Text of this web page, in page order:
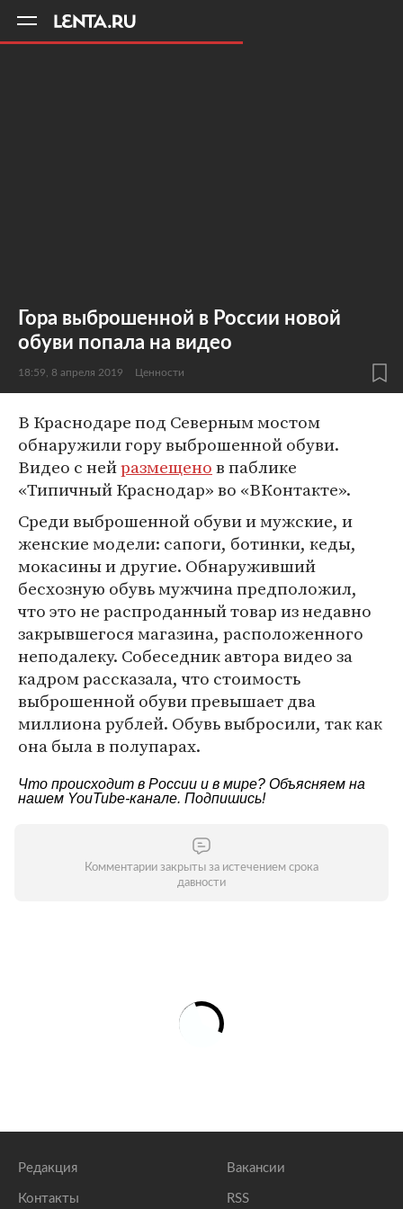
Гора выброшенной в России новой
обуви попала на видео
18:59, 8 апреля 2019 Ценности
В Краснодаре под Северным мостом
обнаружили гору выброшенной обуви.
Видео с нейразмещенов паблике
«Типичный Краснодар» во «ВКонтакте».
Среди выброшенной обуви и мужские, и
женские модели: сапоги, ботинки, кеды,
мокасины и другие. Обнаруживший
бесхозную обувь мужчина предположил,
что это не распроданный товар из недавно
закрывшегося магазина, расположенного
неподалеку. Собеседник автора видео за
кадром рассказала, что стоимость
выброшенной обуви превышает два
миллиона рублей. Обувь выбросили, так как
она была в полупарах.
Что происходит в России и в мире? Объясняем на
нашем YouTube-канале. Подпишись!
Комментарии закрыты за истечением срока
давности
Редакция
Контакты
Вакансии
RSS